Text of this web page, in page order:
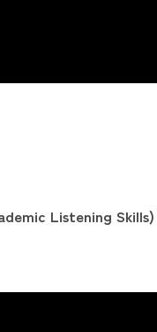
Listening Skills)